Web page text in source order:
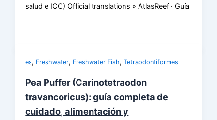
salud e ICC) Official translations » AtlasReef · Guía
es, Freshwater, Freshwater Fish,Tetraodontiformes
Pea Puffer (Carinotetraodon
travancoricus): guía completa de
cuidado, alimentación y